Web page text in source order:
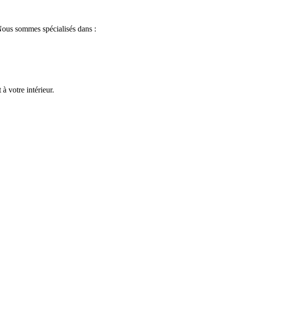
sommes spécialisés dans :
à votre intérieur.